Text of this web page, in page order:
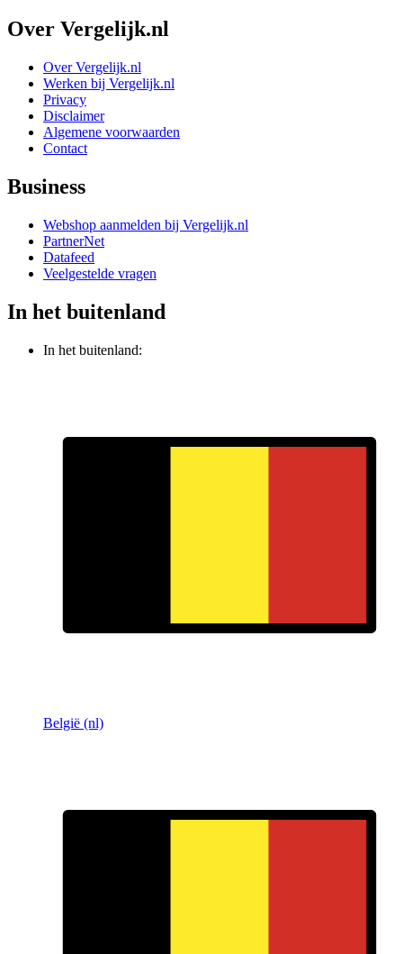
Over Vergelijk.nl
Over Vergelijk.nl
Werken bij Vergelijk.nl
Privacy
Disclaimer
Algemene voorwaarden
Contact
Business
Webshop aanmelden bij Vergelijk.nl
PartnerNet
Datafeed
Veelgestelde vragen
In het buitenland
In het buitenland:
België (nl)